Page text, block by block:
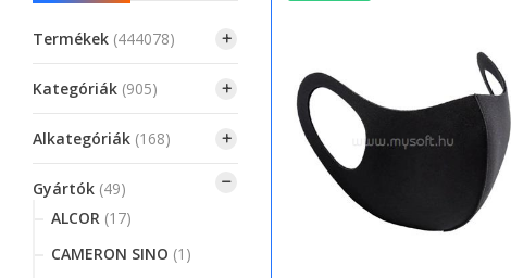
Termékek (444078)
Kategóriák (905)
Alkategóriák (168)
Gyártók (49)
ALCOR (17)
CAMERON SINO (1)